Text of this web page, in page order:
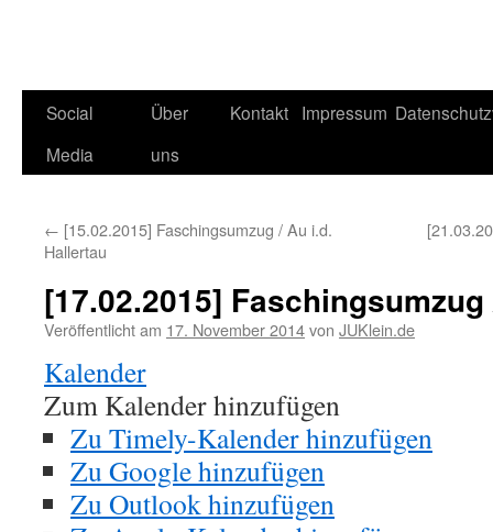
Social
Media
Über
uns
Kontakt Impressum
← [15.02.2015] Faschingsumzug / Au i.d.
Hallertau
[17.02.2015]
Veröffentlicht am 17. November 2014von JUKlein.de
Kalender
Zum Kalender hinzufügen
Zu Timely-Kalender hinzufügen
Zu Google hinzufügen
Zu Outlook hinzufügen